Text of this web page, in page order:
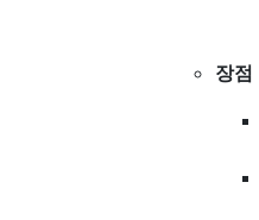
장점